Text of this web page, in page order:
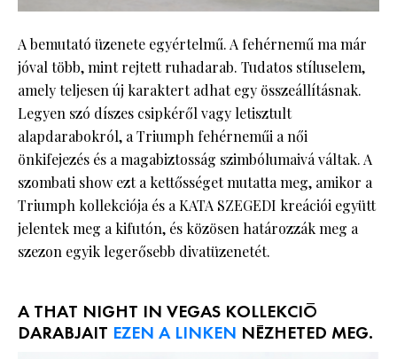
A bemutató üzenete egyértelmű. A fehérnemű ma már
jóval több, mint rejtett ruhadarab. Tudatos stíluselem,
amely teljesen új karaktert adhat egy összeállításnak.
Legyen szó díszes csipkéről vagy letisztult
alapdarabokról, a Triumph fehérneműi a női
önkifejezés és a magabiztosság szimbólumaivá váltak. A
szombati show ezt a kettősséget mutatta meg, amikor a
Triumph kollekciója és a KATA SZEGEDI kreációi együtt
jelentek meg a kifutón, és közösen határozzák meg a
szezon egyik legerősebb divatüzenetét.
A THAT NIGHT IN VEGAS KOLLEKCIÓ
DARABJAIT EZEN A LINKEN NÉZHETED MEG.